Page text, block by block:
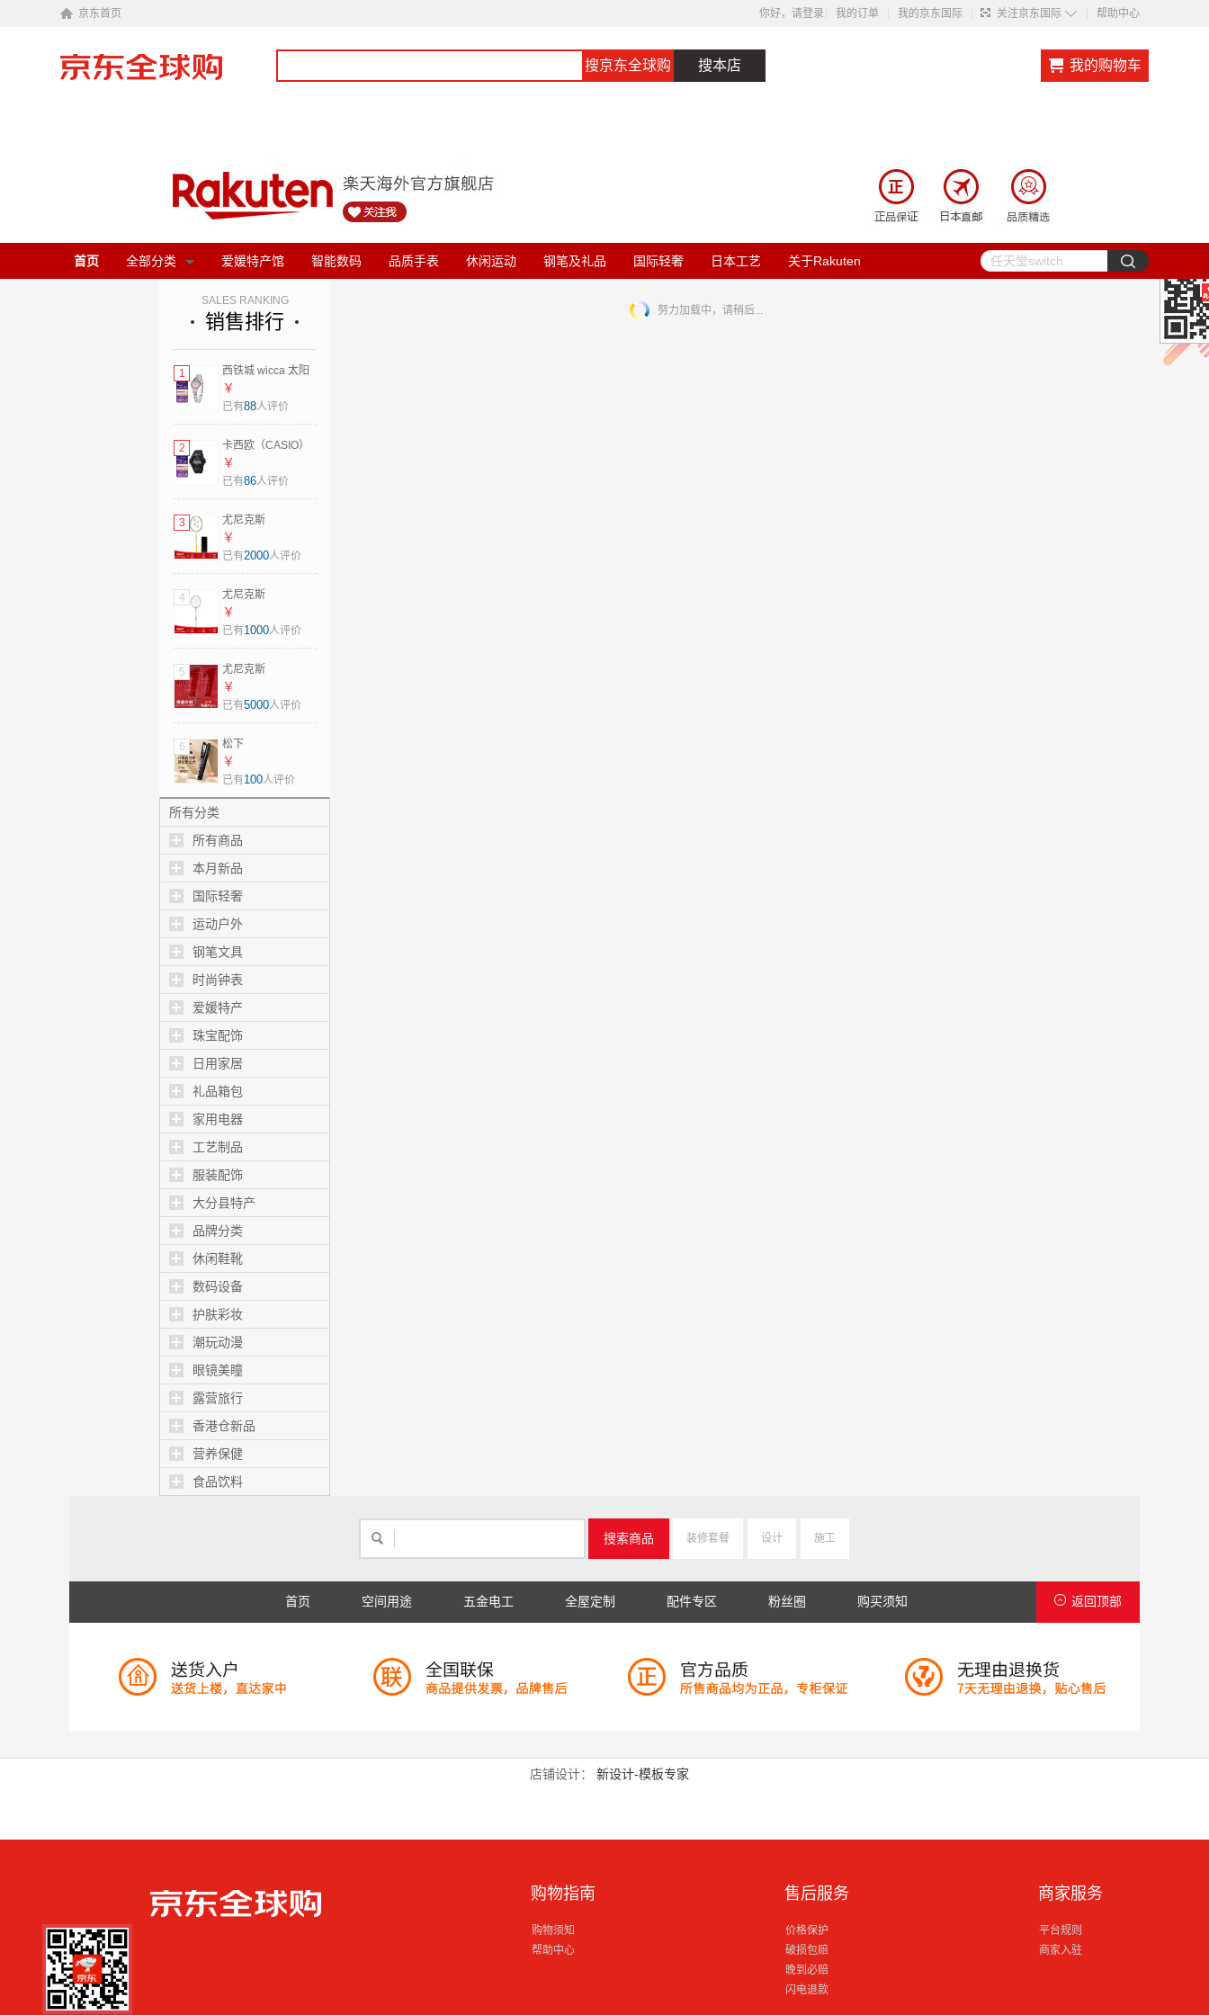
京东首页 你好，请登录 我的订单 我的京东国际 关注京东国际 ◇ 帮助中心
搜京东全球购 搜本店 我的购物车
首页 全部分类 爱媛特产馆 智能数码 品质手表 休闲运动 钢笔及礼品 国际轻奢 日本工艺 关于Rakuten
SALES RANKING
销售排行
1
西铁城 wicca 太阳
能女士手表 KH9-
914-93防水母亲节
￥
已有88人评价
2
卡西欧（CASIO）
太阳能电波手表男
士运动腕表G-
GW-6900U-1JF
(led背光升级版)
￥
已有86人评价
3
尤尼克斯
（YONEX）羽毛球
拍疾光NF1000Z单
NF1000Z 日版 4U5
￥
已有2000人评价
4
尤尼克斯
（YONEX）羽毛球
拍新款疾光NF700P
空拍 日本直邮 新款
2NF700Pro JP版
4U6
￥
已有1000人评价
5
尤尼克斯
（YONEX）羽毛球
拍弓箭11日版JP版
空拍日本直邮
ARC11-Pro 4U5
￥
已有5000人评价
6
松下
（Panasonic）女
士卷直发棒两用造
板 EH-HS0J 日本直
邮 EH-HS0J-W（白
色） -
￥
已有100人评价
所有分类
所有商品
本月新品
国际轻奢
运动户外
钢笔文具
时尚钟表
爱媛特产
珠宝配饰
日用家居
礼品箱包
家用电器
工艺制品
服装配饰
大分县特产
品牌分类
休闲鞋靴
数码设备
护肤彩妆
潮玩动漫
眼镜美瞳
露营旅行
香港仓新品
营养保健
食品饮料
努力加载中，请稍后...
搜索商品 装修套餐 设计 施工
返回顶部
首页 空间用途 五金电工 全屋定制 配件专区 粉丝圈 购买须知
店铺设计： 新设计-模板专家
购物指南
购物须知
帮助中心
售后服务
价格保护
破损包赔
晚到必赔
闪电退款
商家服务
平台规则
商家入驻
手机扫一扫，劲